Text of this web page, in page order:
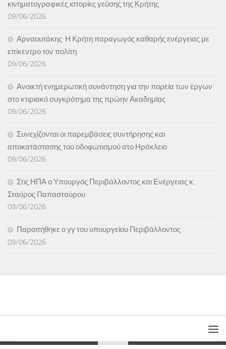
κινηματογραφικές ιστορίες γεύσης της Κρήτης
09/06/2026
Αρναουτάκης: Η Κρήτη παραγωγός καθαρής ενέργειας με
επίκεντρο τον πολίτη
09/06/2026
Ανοικτή ενημερωτική συνάντηση για την πορεία των έργων
στο κτιριακό συγκρότημα της πρώην Ακαδημίας
09/06/2026
Συνεχίζονται οι παρεμβάσεις συντήρησης και
αποκατάστασης του οδοφωτισμού στο Ηράκλειο
09/06/2026
Στις ΗΠΑ ο Υπουργός Περιβάλλοντος και Ενέργειας κ.
Σταύρος Παπασταύρου
09/06/2026
Παραιτήθηκε ο γγ του υπουργείου Περιβάλλοντος
09/06/2026